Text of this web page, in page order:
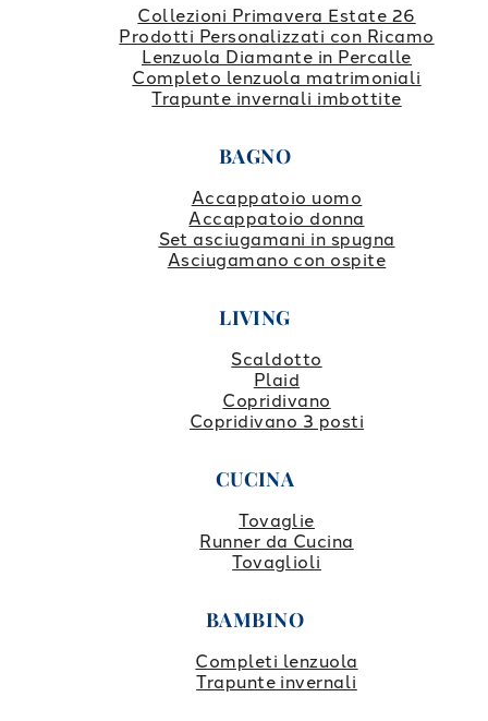
Collezioni Primavera Estate 26
Prodotti Personalizzati con Ricamo
Lenzuola Diamante in Percalle
Completo lenzuola matrimoniali
Trapunte invernali imbottite
BAGNO
Accappatoio uomo
Accappatoio donna
Set asciugamani in spugna
Asciugamano con ospite
LIVING
Scaldotto
Plaid
Copridivano
Copridivano 3 posti
CUCINA
Tovaglie
Runner da Cucina
Tovaglioli
BAMBINO
Completi lenzuola
Trapunte invernali